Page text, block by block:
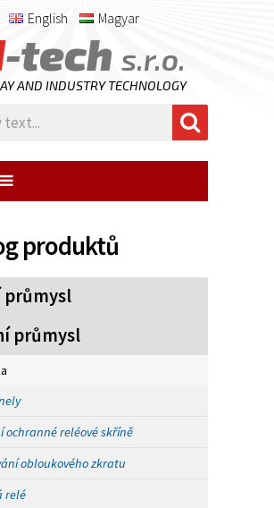
English Magyar
-tech s.r.o.
AND INDUSTRY TECHNOLOGY
produktů
průmysl
průmysl
ochranné reléové skříně
obloukového zkratu
relé